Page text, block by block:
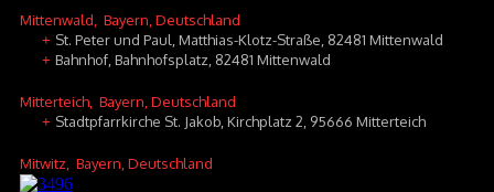
Mittenwald , Bayern, Deutschland
+ St. Peter und Paul, Matthias-Klotz-Straße, 82481 Mittenwald
+ Bahnhof, Bahnhofsplatz, 82481 Mittenwald
Mitterteich , Bayern, Deutschland
+ Stadtpfarrkirche St. Jakob, Kirchplatz 2, 95666 Mitterteich
Mitwitz , Bayern, Deutschland